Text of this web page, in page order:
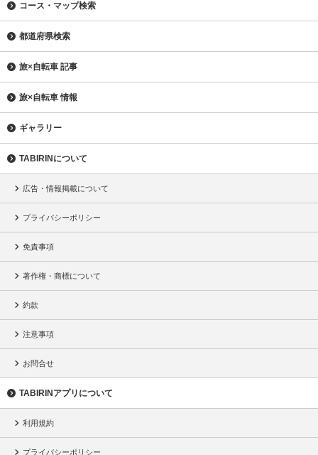
コース・マップ検索
都道府県検索
旅×自転車 記事
旅×自転車 情報
ギャラリー
TABIRINについて
広告・情報掲載について
プライバシーポリシー
免責事項
著作権・商標について
約款
注意事項
お問合せ
TABIRINアプリについて
利用規約
プライバシーポリシー